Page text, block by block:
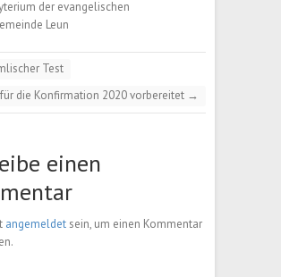
der evangelischen
Leun
Test
die Konfirmation 2020 vorbereitet →
einen
angemeldet sein, um einen Kommentar